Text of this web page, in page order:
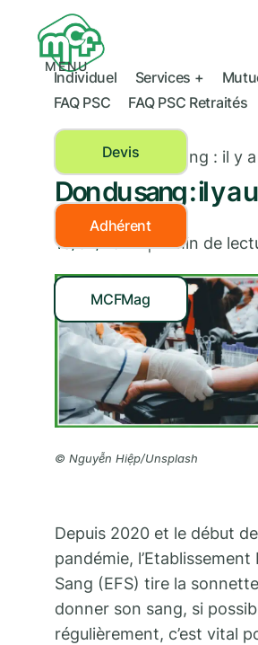
MENU
Individuel Services +
FAQ PSC
FAQ PSC Retraités
Devis
Adhérent
MCFMag
›Don du sang : il y
Don du sang : il y a
13/07/2021 | 2 min de
© Nguyễn Hiệp/Unsplash
Depuis 2020 et le début
pandémie, l’Etablissement
Sang (EFS) tire la sonnette
donner son sang, si
régulièrement, c’est vital